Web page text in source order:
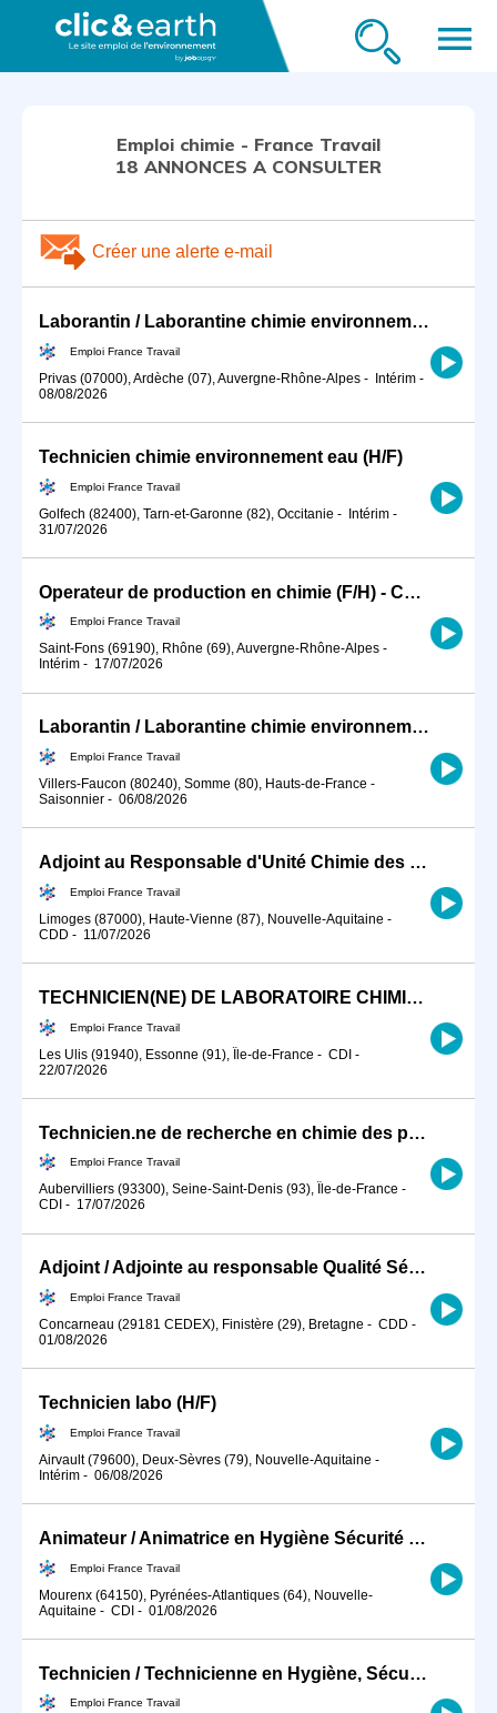
menu
Emploi chimie - France Travail
18 ANNONCES A CONSULTER
Créer une alerte e-mail
Laborantin / Laborantine chimie environnement en industrie
Emploi France Travail
Privas (07000), Ardèche (07), Auvergne-Rhône-Alpes - Intérim -
08/08/2026
Technicien chimie environnement eau (H/F)
Emploi France Travail
Golfech (82400), Tarn-et-Garonne (82), Occitanie - Intérim -
31/07/2026
Operateur de production en chimie (F/H) - CAIC
Emploi France Travail
Saint-Fons (69190), Rhône (69), Auvergne-Rhône-Alpes -
Intérim - 17/07/2026
Laborantin / Laborantine chimie environnement en industrie (H/F)
Emploi France Travail
Villers-Faucon (80240), Somme (80), Hauts-de-France -
Saisonnier - 06/08/2026
Adjoint au Responsable d'Unité Chimie des Solides (H/F)
Emploi France Travail
Limoges (87000), Haute-Vienne (87), Nouvelle-Aquitaine -
CDD - 11/07/2026
TECHNICIEN(NE) DE LABORATOIRE CHIMIE (H/F) - CDI (H/F)
Emploi France Travail
Les Ulis (91940), Essonne (91), Île-de-France - CDI -
22/07/2026
Technicien.ne de recherche en chimie des polymères F/H (H/F)
Emploi France Travail
Aubervilliers (93300), Seine-Saint-Denis (93), Île-de-France -
CDI - 17/07/2026
Adjoint / Adjointe au responsable Qualité Sécurité Environnement (H/F)
Emploi France Travail
Concarneau (29181 CEDEX), Finistère (29), Bretagne - CDD -
01/08/2026
Technicien labo (H/F)
Emploi France Travail
Airvault (79600), Deux-Sèvres (79), Nouvelle-Aquitaine -
Intérim - 06/08/2026
Animateur / Animatrice en Hygiène Sécurité Environnement (HSE) (H/F)
Emploi France Travail
Mourenx (64150), Pyrénées-Atlantiques (64), Nouvelle-
Aquitaine - CDI - 01/08/2026
Technicien / Technicienne en Hygiène, Sécurité, Environnement ind (H/F)
Emploi France Travail